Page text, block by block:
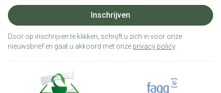
Inschrijven
Door op inschrijven te klikken, schrijft u zich in voor onze
nieuwsbrief en gaat u akkoord met onze privacy policy.